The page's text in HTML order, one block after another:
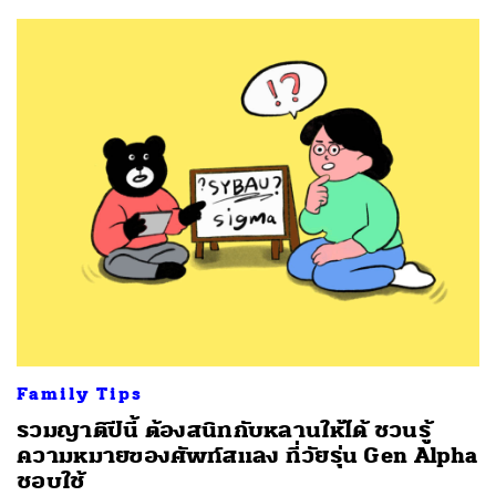
Family Tips
รวมญาติปีนี้ ต้องสนิทกับหลานให้ได้ ชวนรู้
ความหมายของศัพท์สแลง ที่วัยรุ่น Gen Alpha
ชอบใช้